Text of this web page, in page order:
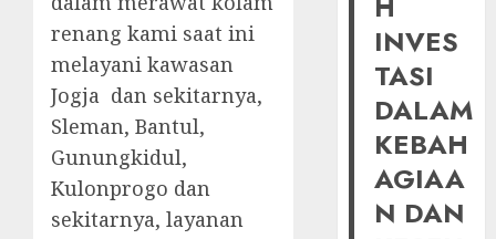
renang kami saat ini
melayani kawasan
Jogja dan sekitarnya,
Sleman, Bantul,
Gunungkidul,
Kulonprogo dan
sekitarnya, layanan
INVES
TASI
DALAM
KEBAH
AGIAA
N DAN